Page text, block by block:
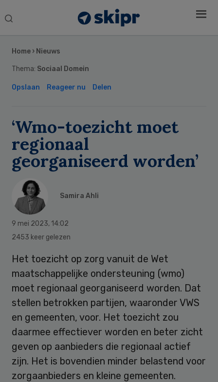
Search
Home › Nieuws
Thema: Sociaal Domein
Opslaan Reageer nu Delen
‘Wmo-toezicht moet
regionaal
georganiseerd worden’
Samira Ahli
9 mei 2023, 14:02
2453 keer gelezen
Het toezicht op zorg vanuit de Wet
maatschappelijke ondersteuning (wmo)
moet regionaal georganiseerd worden. Dat
stellen betrokken partijen, waaronder VWS
en gemeenten, voor. Het toezicht zou
daarmee effectiever worden en beter zicht
geven op aanbieders die regionaal actief
zijn. Het is bovendien minder belastend voor
zorgaanbieders en kleine gemeenten.
Sidebar